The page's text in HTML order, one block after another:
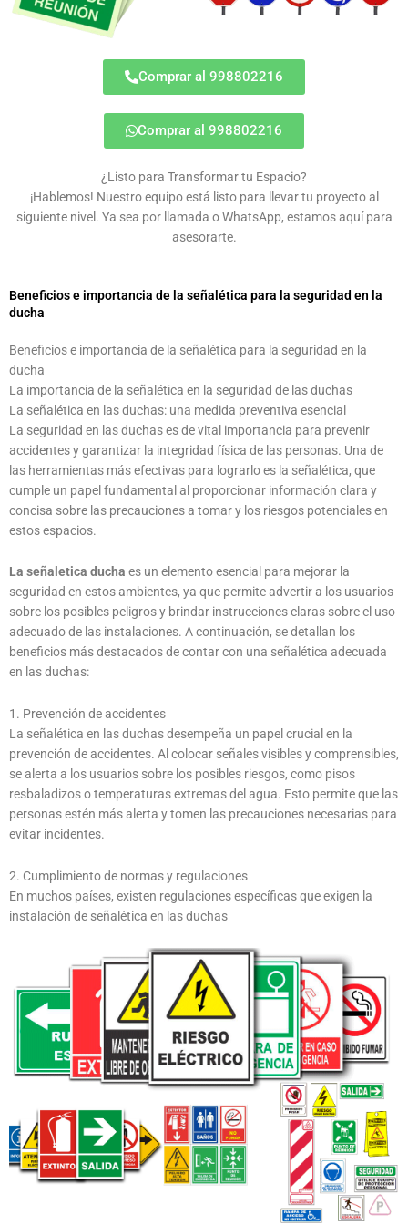
Comprar al 998802216
Comprar al 998802216
¿Listo para Transformar tu Espacio?
¡Hablemos! Nuestro equipo está listo para llevar tu proyecto al
siguiente nivel. Ya sea por llamada o WhatsApp, estamos aquí para
asesorarte.
Beneficios e importancia de la señalética para la seguridad en la
ducha
Beneficios e importancia de la señalética para la seguridad en la
ducha
La importancia de la señalética en la seguridad de las duchas
La señalética en las duchas: una medida preventiva esencial
La seguridad en las duchas es de vital importancia para prevenir
accidentes y garantizar la integridad física de las personas. Una de
las herramientas más efectivas para lograrlo es la señalética, que
cumple un papel fundamental al proporcionar información clara y
concisa sobre las precauciones a tomar y los riesgos potenciales en
estos espacios.
La señaletica ducha es un elemento esencial para mejorar la
seguridad en estos ambientes, ya que permite advertir a los usuarios
sobre los posibles peligros y brindar instrucciones claras sobre el uso
adecuado de las instalaciones. A continuación, se detallan los
beneficios más destacados de contar con una señalética adecuada
en las duchas:
1. Prevención de accidentes
La señalética en las duchas desempeña un papel crucial en la
prevención de accidentes. Al colocar señales visibles y comprensibles,
se alerta a los usuarios sobre los posibles riesgos, como pisos
resbaladizos o temperaturas extremas del agua. Esto permite que las
personas estén más alerta y tomen las precauciones necesarias para
evitar incidentes.
2. Cumplimiento de normas y regulaciones
En muchos países, existen regulaciones específicas que exigen la
instalación de señalética en las duchas